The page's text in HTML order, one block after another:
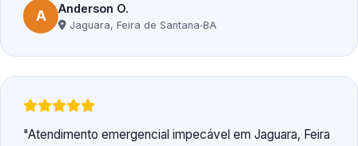
A Anderson O.
Jaguara, Feira de Santana‑BA
Atendimento emergencial impecável em Jaguara, Feira